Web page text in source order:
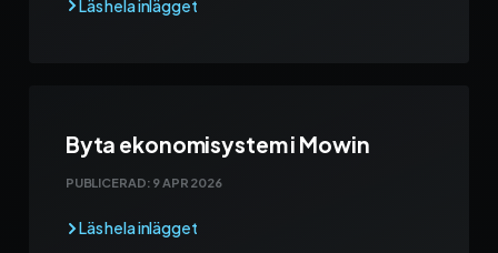
Byta ekonomisystem i Mowin
PUBLICERAD: 9 APR 2026